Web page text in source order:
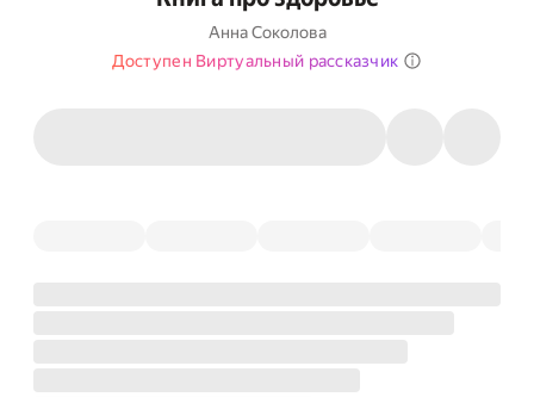
Анна Соколова
Доступен Виртуальный рассказчик